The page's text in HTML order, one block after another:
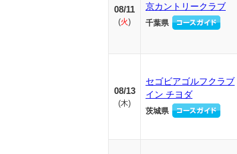
08/11
(火)
京カントリークラブ
千葉県
08/13
(木)
セゴビアゴルフクラブ
イン チヨダ
茨城県